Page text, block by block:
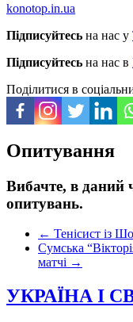
konotop.in.ua
Підписуйтесь на нас у
Підписуйтесь на нас в
Поділитися в
Опитування
Вибачте, в даний
опитувань.
← Тенісист із
Сумська
матчі →
УКРАЇНА І